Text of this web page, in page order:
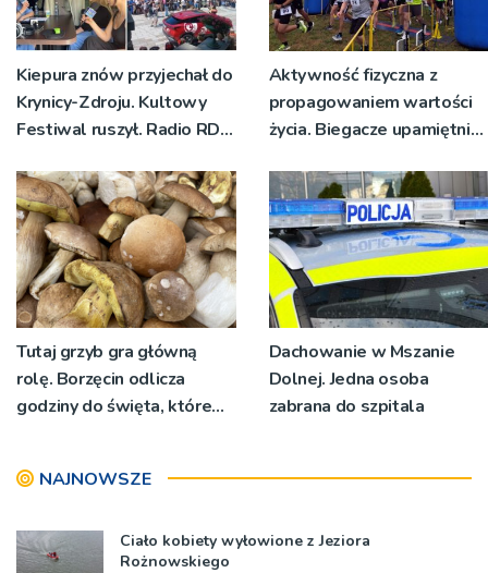
Kiepura znów przyjechał do
Krynicy-Zdroju. Kultowy
Festiwal ruszył. Radio RDN
żywo [ZDJĘCIA]
Aktywność fizyczna z
propagowaniem wartości
życia. Biegacze upamiętnili
Tutaj grzyb gra główną
rolę. Borzęcin odlicza
godziny do święta, które
Dachowanie w Mszanie
Dolnej. Jedna osoba
zabrana do szpitala
NAJNOWSZE
Ciało kobiety wyłowione z Jeziora
Rożnowskiego